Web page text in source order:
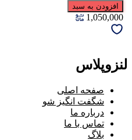
افزودن به سبد
1,050,000
لنزوپلاس
صفحه اصلی
شگفت انگیز شو
درباره ما
تماس با ما
بلاگ